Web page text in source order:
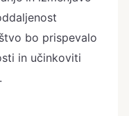
bo prispevalo
in učinkoviti